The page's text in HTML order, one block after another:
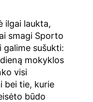
ilgai laukta,
smagi Sporto
galime sušukti:
mokyklos
visi
bei tie, kurie
būdo